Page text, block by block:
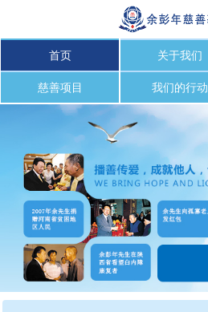
首页 关于我们
慈善项目 我们的行动